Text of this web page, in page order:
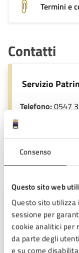
Consenso
Questo sito web
Questo sito utilizza
sessione per
cookie analitici per
da parte degli
e su come
Termini e
Contatti
Servizio
Telefono:0547
Unità
Servizio
Piazza del
47521